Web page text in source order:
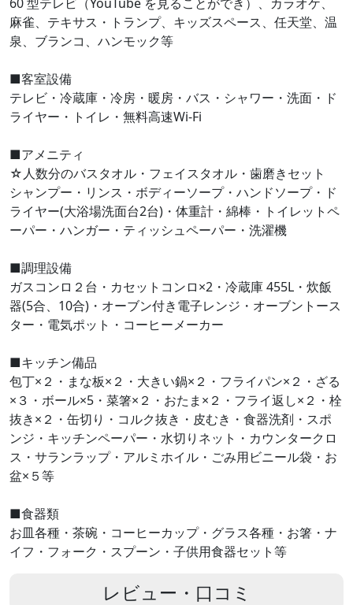
麻雀、テキサス・トランプ、キッズスペース、任天堂、温
泉、ブランコ、ハンモック等
■客室設備
テレビ・冷蔵庫・冷房・暖房・バス・シャワー・洗面・ド
ライヤー・トイレ・無料高速Wi-Fi
■アメニティ
☆人数分のバスタオル・フェイスタオル・歯磨きセット
シャンプー・リンス・ボディーソープ・ハンドソープ・ド
ライヤー(大浴場洗面台2台)・体重計・綿棒・トイレットペ
ーパー・ハンガー・ティッシュペーパー・洗濯機
■調理設備
ガスコンロ２台・カセットコンロ×2・冷蔵庫 455L・炊飯
器(5合、10合)・オーブン付き電子レンジ・オーブントース
ター・電気ポット・コーヒーメーカー
■キッチン備品
包丁×２・まな板×２・大きい鍋×２・フライパン×２・ざる
×３・ボール×5・菜箸×２・おたま×２・フライ返し×２・栓
抜き×２・缶切り・コルク抜き・皮むき・食器洗剤・スポ
ンジ・キッチンペーパー・水切りネット・カウンタークロ
ス・サランラップ・アルミホイル・ごみ用ビニール袋・お
盆×５等
■食器類
お皿各種・茶碗・コーヒーカップ・グラス各種・お箸・ナ
イフ・フォーク・スプーン・子供用食器セット等
レビュー・口コミ